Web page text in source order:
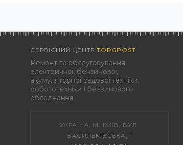
СЕРВІСНИЙ ЦЕНТР TORGPOST
Ремонт та обслуговування
електричної, бензинової,
акумуляторної садової техніки,
робототехніки і бензинового
обладнання.
УКРАЇНА, М. КИЇВ, ВУЛ.
ВАСИЛЬКІВСЬКА, 1